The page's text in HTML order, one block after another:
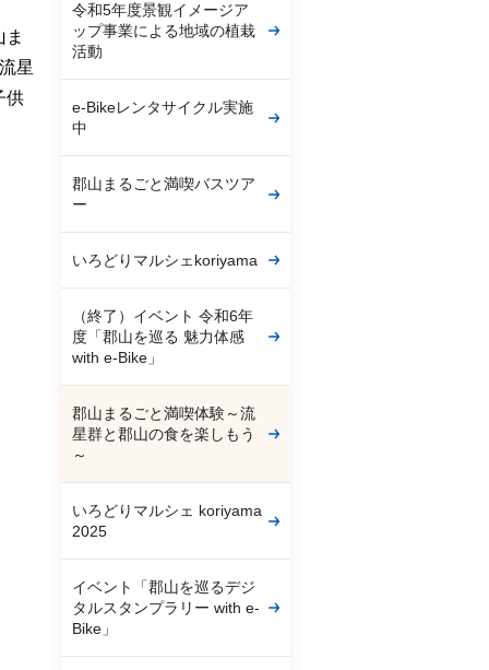
星
供
令和5年度景観イメージア
ップ事業による地域の植栽
活動
e-Bikeレンタサイクル実施
中
郡山まるごと満喫バスツア
ー
いろどりマルシェkoriyama
（終了）イベント 令和6年
度「郡山を巡る 魅力体感
with e-Bike」
郡山まるごと満喫体験～流
星群と郡山の食を楽しもう
～
いろどりマルシェ koriyama
2025
イベント「郡山を巡るデジ
タルスタンプラリー with e-
Bike」